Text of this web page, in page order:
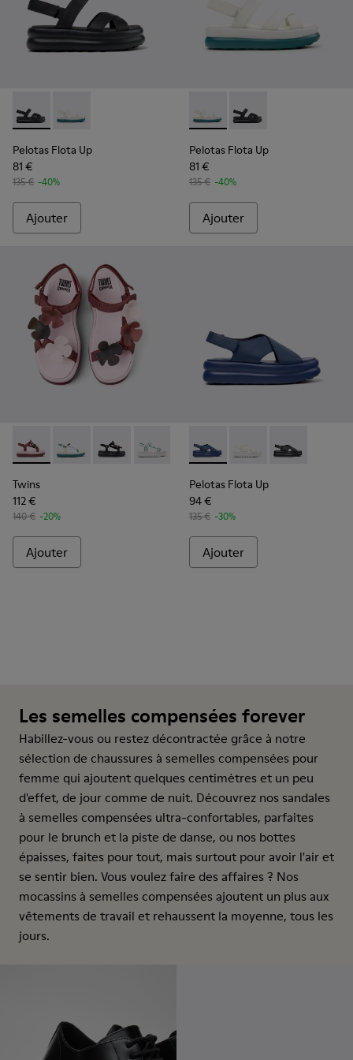
Pelotas Flota Up - K201863-001 - Sandales en cuir noir
Pelotas Flota Up - K201863-004 - Sandales en cuir
Pelotas Flota Up
81 €
135 € -40%
Ajouter
Pelotas Flota Up -
Pelotas Flota Up -
Pelotas Flota Up
81 €
135 € -40%
Ajouter
Twins - K201726-014 - Sandales en textile bordeaux Pour
Twins - K201726-013 - Sandales en textile
Twins - K201726-012 - Sandales noires en
Twins - K201726-008 - Sandales en
Twins - K201726-005
Twins - K201726-003
Twins -
Twins
112 €
140 € -20%
Ajouter
Pelotas Flota Up -
Pelotas Flota Up -
Pelotas Flota
Pelotas Flota Up
94 €
135 € -30%
Ajouter
Les semelles compensées forever
Habillez-vous ou restez décontractée grâce à notre
sélection de chaussures à semelles compensées pour
femme qui ajoutent quelques centimètres et un peu
d'effet, de jour comme de nuit. Découvrez nos sandales
à semelles compensées ultra-confortables, parfaites
pour le brunch et la piste de danse, ou nos bottes
épaisses, faites pour tout, mais surtout pour avoir l'air et
se sentir bien. Vous voulez faire des affaires ? Nos
mocassins à semelles compensées ajoutent un plus aux
vêtements de travail et rehaussent la moyenne, tous les
jours.